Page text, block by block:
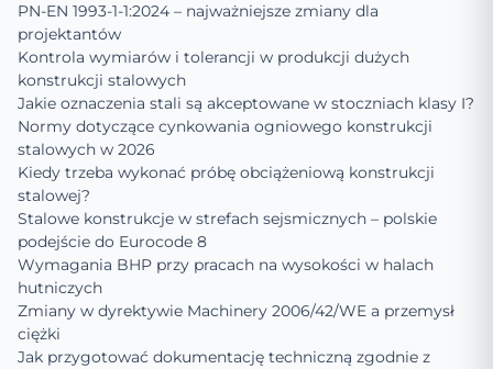
PN-EN 1993-1-1:2024 – najważniejsze zmiany dla
projektantów
Kontrola wymiarów i tolerancji w produkcji dużych
konstrukcji stalowych
Jakie oznaczenia stali są akceptowane w stoczniach klasy I?
Normy dotyczące cynkowania ogniowego konstrukcji
stalowych w 2026
Kiedy trzeba wykonać próbę obciążeniową konstrukcji
stalowej?
Stalowe konstrukcje w strefach sejsmicznych – polskie
podejście do Eurocode 8
Wymagania BHP przy pracach na wysokości w halach
hutniczych
Zmiany w dyrektywie Machinery 2006/42/WE a przemysł
ciężki
Jak przygotować dokumentację techniczną zgodnie z